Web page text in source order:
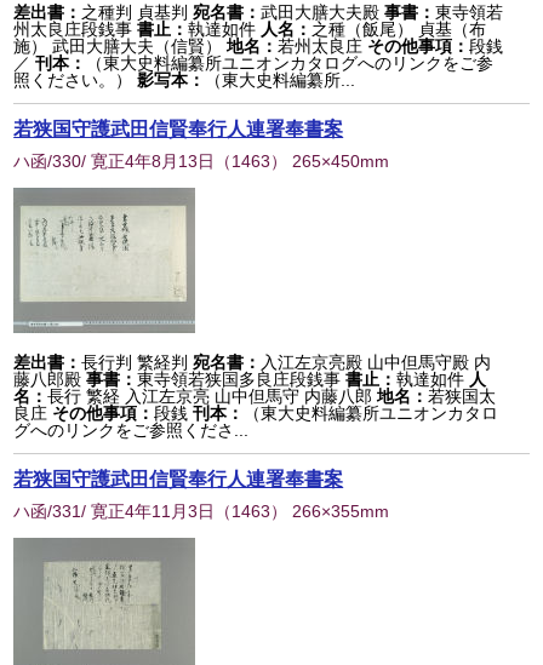
差出書： 之種判 貞基判 宛名書：武田大膳大夫殿 事書：東寺領若
州太良庄段銭事 書止：執達如件 人名： 之種（飯尾） 貞基（布
施） 武田大膳大夫（信賢）
地名：若州太良庄 その他事項：段銭
／ 刊本：
（東大史料編纂所ユニオンカタログへのリンクをご参
照ください。）
影写本： （東大史料編纂所...
若狭国守護武田信賢奉行人連署奉書案
ハ函/330/ 寛正4年8月13日 （1463） 265×450mm
差出書：長行判 繁経判 宛名書： 入江左京亮殿 山中但馬守殿 内
藤八郎殿 事書：東寺領若狭国多良庄段銭事 書止：執達如件 人
名：長行 繁経 入江左京亮 山中但馬守 内藤八郎 地名：若狭国太
良庄 その他事項：段銭 刊本：
（東大史料編纂所ユニオンカタロ
グへのリンクをご参照くださ...
若狭国守護武田信賢奉行人連署奉書案
ハ函/331/ 寛正4年11月3日 （1463） 266×355mm